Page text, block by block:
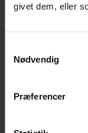
givet dem, eller
Nødvendig
Præferencer
Persondata